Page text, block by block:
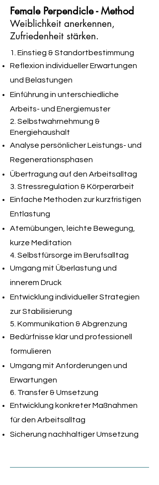
Female Perpendicle - Method
Weiblichkeit anerkennen,
Zufriedenheit stärken.
1. Einstieg & Standortbestimmung
Reflexion individueller Erwartungen
und Belastungen
Einführung in unterschiedliche
Arbeits- und Energiemuster
2. Selbstwahrnehmung &
Energiehaushalt
Analyse persönlicher Leistungs- und
Regenerationsphasen
Übertragung auf den Arbeitsalltag
3. Stressregulation & Körperarbeit
Einfache Methoden zur kurzfristigen
Entlastung
Atemübungen, leichte Bewegung,
kurze Meditation
4. Selbstfürsorge im Berufsalltag
Umgang mit Überlastung und
innerem Druck
Entwicklung individueller Strategien
zur Stabilisierung
5. Kommunikation & Abgrenzung
Bedürfnisse klar und professionell
formulieren
Umgang mit Anforderungen und
Erwartungen
6. Transfer & Umsetzung
Entwicklung konkreter Maßnahmen
für den Arbeitsalltag
Sicherung nachhaltiger Umsetzung